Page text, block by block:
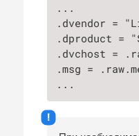
...
.dvendor =
.dproduct =
.dvchost =
.msg =
...